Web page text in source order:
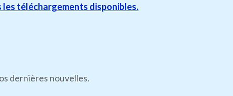
les téléchargements disponibles.
dernières nouvelles.